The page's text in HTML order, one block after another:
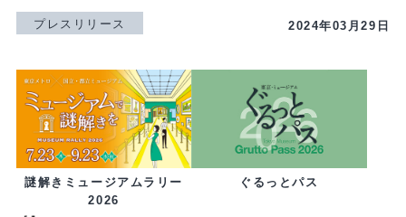
プレスリリース 2024年03月29日
謎解きミュージアムラリー
2026
ぐるっとパス